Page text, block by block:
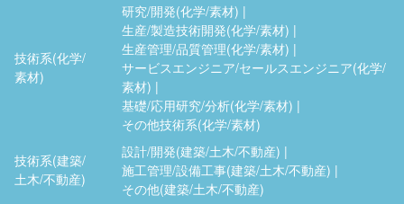
技術系(化学/
素材)
研究/開発(化学/素材)
生産/製造技術開発(化学/素材)
生産管理/品質管理(化学/素材)
サービスエンジニア/セールスエンジニア(化学/
素材)
基礎/応用研究/分析(化学/素材)
その他技術系(化学/素材)
技術系(建築/
土木/不動産)
設計/開発(建築/土木/不動産)
施工管理/設備工事(建築/土木/不動産)
その他(建築/土木/不動産)